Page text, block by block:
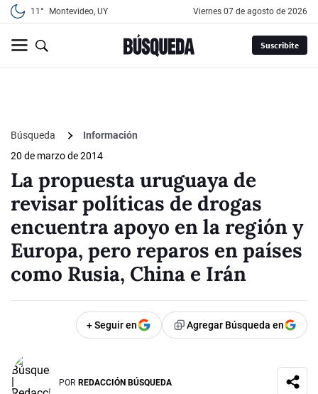
11° Montevideo, UY viernes 07 de agosto de 2026
Suscribite
Búsqueda
Información
20 de marzo de 2014
La propuesta uruguaya de
revisar políticas de drogas
encuentra apoyo en la región y
Europa, pero reparos en países
como Rusia, China e Irán
+ Seguir en Agregar Búsqueda en
POR REDACCIÓN BÚSQUEDA